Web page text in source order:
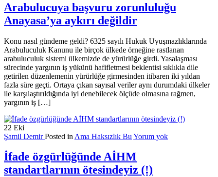
Arabulucuya başvuru zorunluluğu
Anayasa’ya aykırı değildir
Konu nasıl gündeme geldi? 6325 sayılı Hukuk Uyuşmazlıklarında
Arabuluculuk Kanunu ile birçok ülkede örneğine rastlanan
arabuluculuk sistemi ülkemizde de yürürlüğe girdi. Yasalaşması
sürecinde yargının iş yükünü hafifletmesi beklentisi sıklıkla dile
getirilen düzenlemenin yürürlüğe girmesinden itibaren iki yıldan
fazla süre geçti. Ortaya çıkan sayısal veriler aynı durumdaki ülkeler
ile karşılaştırıldığında iyi denebilecek ölçüde olmasına rağmen,
yargının iş […]
22 Eki
Şamil DemirPosted in Ama Haksızlık Bu Yorum yok
İfade özgürlüğünde AİHM
standartlarının ötesindeyiz (!)